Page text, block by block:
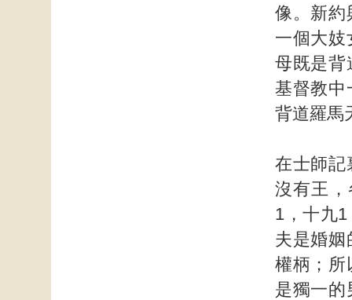
像。新約
一個大妓
母既是背
基督教中
背道羅馬
在士師記
沒有王
1，十九
夫是婚姻
權柄；所
是獨一的